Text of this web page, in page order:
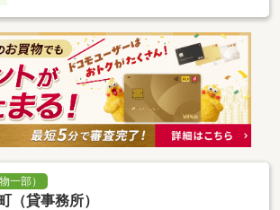
一部）
（貸事務所）